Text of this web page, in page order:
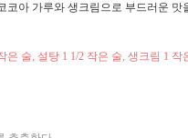
코아 가루와 생크림으로 부드러운 맛
은 술, 설탕 1 1/2 작은 술, 생크림 1